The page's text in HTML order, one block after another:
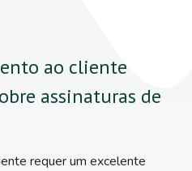
ao cliente
assinaturas de
requer um excelente